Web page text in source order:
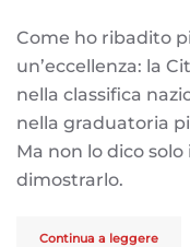
Come ho ribadito
un’eccellenza: la
nella classifica
nella graduatoria
Ma non lo dico
dimostrarlo.
Continua a leggere